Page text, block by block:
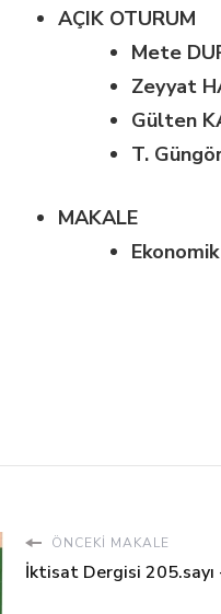
AÇIK OTURUM
Mete
Zeyyat
Gülten
T.
MAKALE
ÖNCEKI MAKALE
İktisat Dergisi 205.sayı